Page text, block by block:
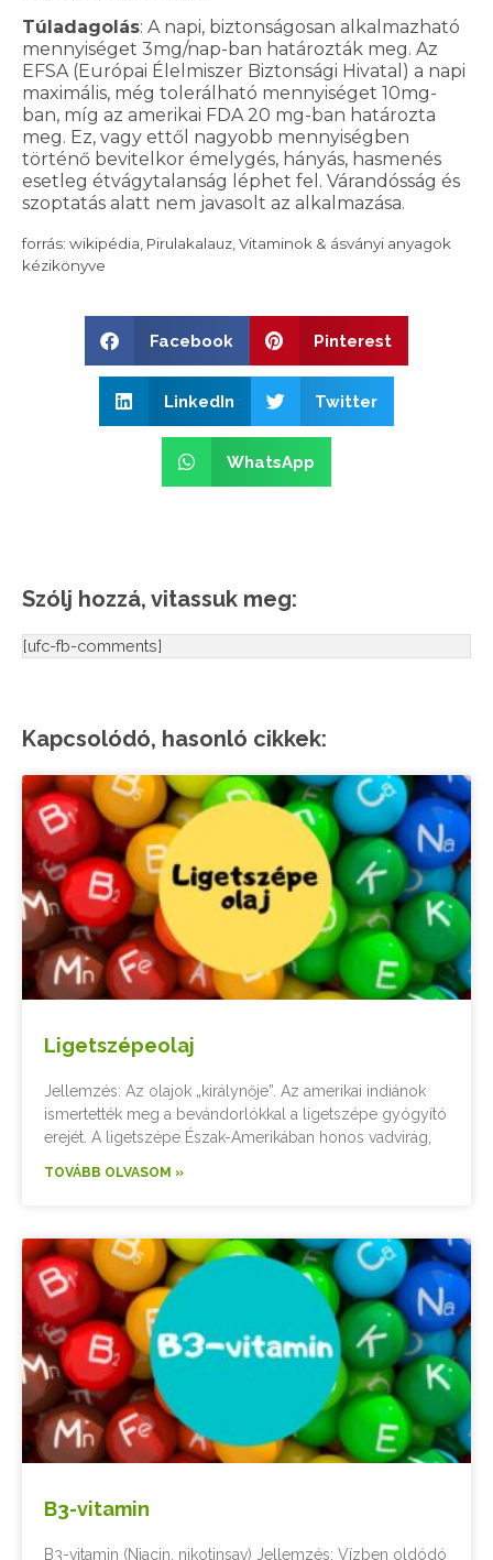
Túladagolás: A napi, biztonságosan alkalmazható
mennyiséget 3mg/nap-ban határozták meg. Az
EFSA (Európai Élelmiszer Biztonsági Hivatal) a napi
maximális, még tolerálható mennyiséget 10mg-
ban, míg az amerikai FDA 20 mg-ban határozta
meg. Ez, vagy ettől nagyobb mennyiségben
történő bevitelkor émelygés, hányás, hasmenés
esetleg étvágytalanság léphet fel. Várandósság és
szoptatás alatt nem javasolt az alkalmazása.
forrás: wikipédia, Pirulakalauz, Vitaminok & ásványi anyagok
kézikönyve
Facebook Pinterest
LinkedIn Twitter
WhatsApp
Szólj hozzá, vitassuk meg:
[ufc-fb-comments]
Kapcsolódó, hasonló cikkek:
Ligetszépeolaj
Jellemzés: Az olajok „királynője”. Az amerikai indiánok
ismertették meg a bevándorlókkal a ligetszépe gyógyító
erejét. A ligetszépe Észak-Amerikában honos vadvirág,
TOVÁBB OLVASOM »
B3-vitamin
B3-vitamin (Niacin, nikotinsav) Jellemzés: Vízben oldódó